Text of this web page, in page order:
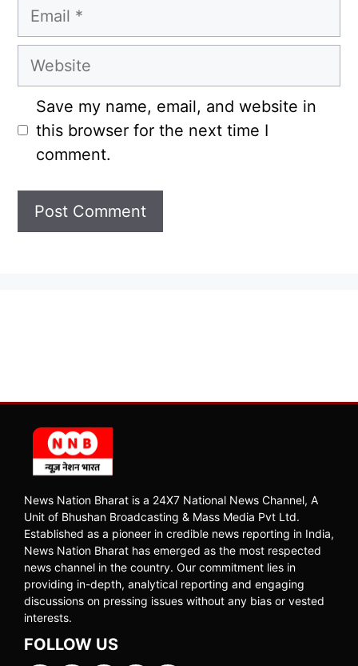
Email
Website
Save my name, email, and website in
this browser for the next time I
comment.
News Nation Bharat is a 24X7 National News Channel, A
Unit of Bhushan Broadcasting & Mass Media Pvt Ltd.
Established as a pioneer in credible news reporting in India,
News Nation Bharat has emerged as the most respected
news channel in the country. Our commitment lies in
providing in-depth, analytical reporting and engaging
discussions on pressing issues without any bias or vested
interests.
FOLLOW US